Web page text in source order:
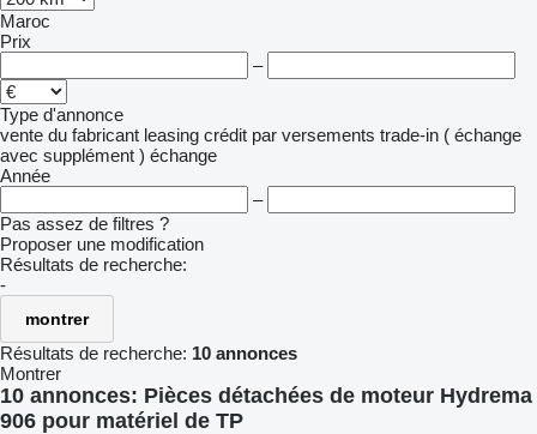
Maroc
Prix
–
Type d'annonce
vente du fabricant leasing crédit par versements trade-in ( échange
avec supplément ) échange
Année
–
Pas assez de filtres ?
Proposer une modification
Résultats de recherche:
-
montrer
Résultats de recherche: 10 annonces
Montrer
10 annonces: Pièces détachées de moteur Hydrema
906 pour matériel de TP